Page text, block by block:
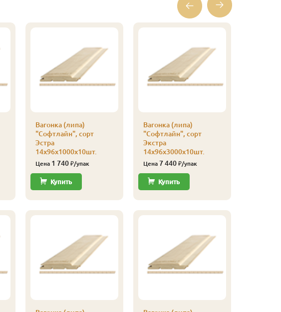
Вагонка (липа)
"Софтлайн", сорт
Эстра
14х96х1000х10шт.
Цена 1 740₽/упак
Купить
Вагонка (липа)
"Софтлайн", сорт
Экстра
14х96х3000х10шт.
Цена 7 440₽/упак
Купить